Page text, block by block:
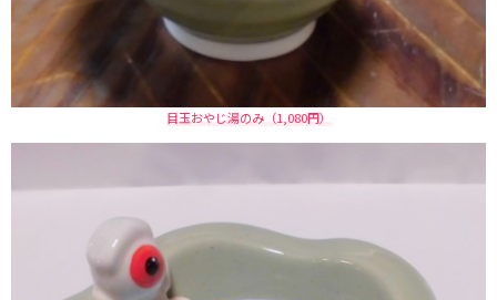
目玉おやじ湯のみ（1,080円）